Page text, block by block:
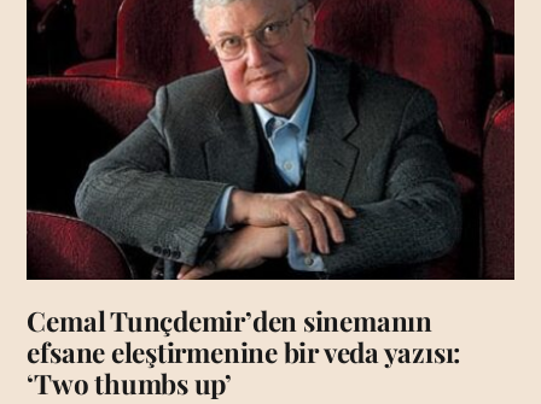
Cemal Tunçdemir’den sinemanın
efsane eleştirmenine bir veda yazısı:
‘Two thumbs up’